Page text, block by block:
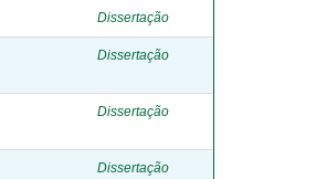
Dissertação
Dissertação
Dissertação
Dissertação